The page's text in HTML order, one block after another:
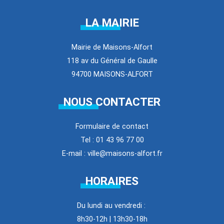
LA MAIRIE
Mairie de Maisons-Alfort
118 av du Général de Gaulle
94700 MAISONS-ALFORT
NOUS CONTACTER
Formulaire de contact
Tel : 01 43 96 77 00
E-mail : ville@maisons-alfort.fr
HORAIRES
Du lundi au vendredi :
8h30-12h | 13h30-18h